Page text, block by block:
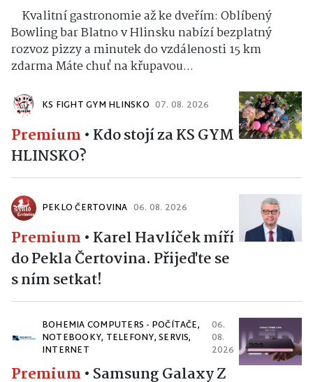
Kvalitní gastronomie až ke dveřím: Oblíbený
Bowling bar Blatno v Hlinsku nabízí bezplatný
rozvoz pizzy a minutek do vzdálenosti 15 km
zdarma Máte chuť na křupavou...
KS FIGHT GYM HLINSKO 07. 08. 2026
Premium • Kdo stojí za KS GYM
HLINSKO?
PEKLO ČERTOVINA 06. 08. 2026
Premium • Karel Havlíček míří
do Pekla Čertovina. Přijeďte se
s ním setkat!
BOHEMIA COMPUTERS - POČÍTAČE,
NOTEBOOKY, TELEFONY, SERVIS,
INTERNET
06.
08.
2026
Premium • Samsung Galaxy Z